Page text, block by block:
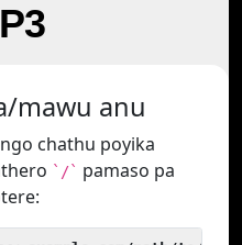
mawu anu
chathu poyika
`/` pamaso pa